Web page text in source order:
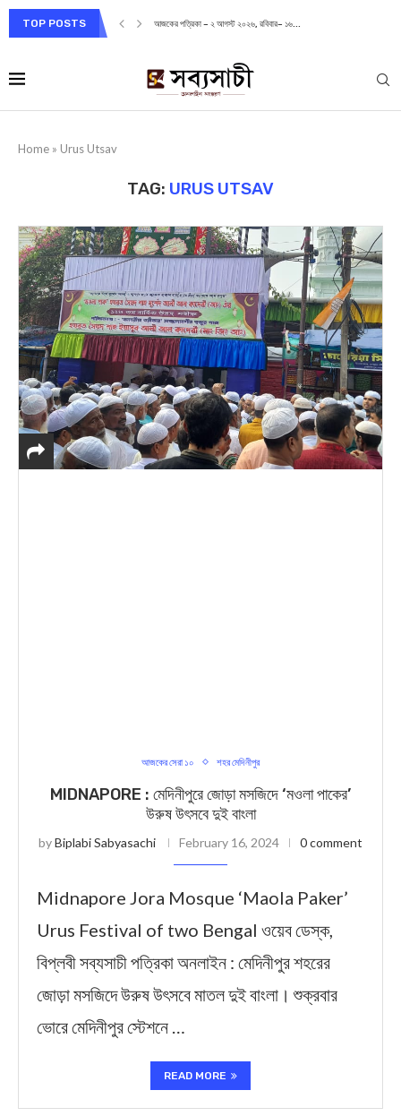
TOP POSTS আজকের পত্রিকা – ২ আগস্ট ২০২৬, রবিবার– ১৬...
Home » Urus Utsav
TAG: URUS UTSAV
আজকের সেরা ১০ শহর মেদিনীপুর
MIDNAPORE : মেদিনীপুরে জোড়া মসজিদে ‘মওলা পাকের’
উরুষ উৎসবে দুই বাংলা
byBiplabi Sabyasachi February 16, 2024 0 comment
Midnapore Jora Mosque ‘Maola Paker’
Urus Festival of two Bengal ওয়েব ডেস্ক,
বিপ্লবী সব্যসাচী পত্রিকা অনলাইন : মেদিনীপুর শহরের
জোড়া মসজিদে উরুষ উৎসবে মাতল দুই বাংলা। শুক্রবার
ভোরে মেদিনীপুর স্টেশনে …
READ MORE